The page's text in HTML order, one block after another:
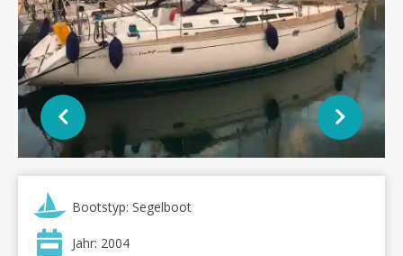
Bootstyp: Segelboot
Jahr: 2004